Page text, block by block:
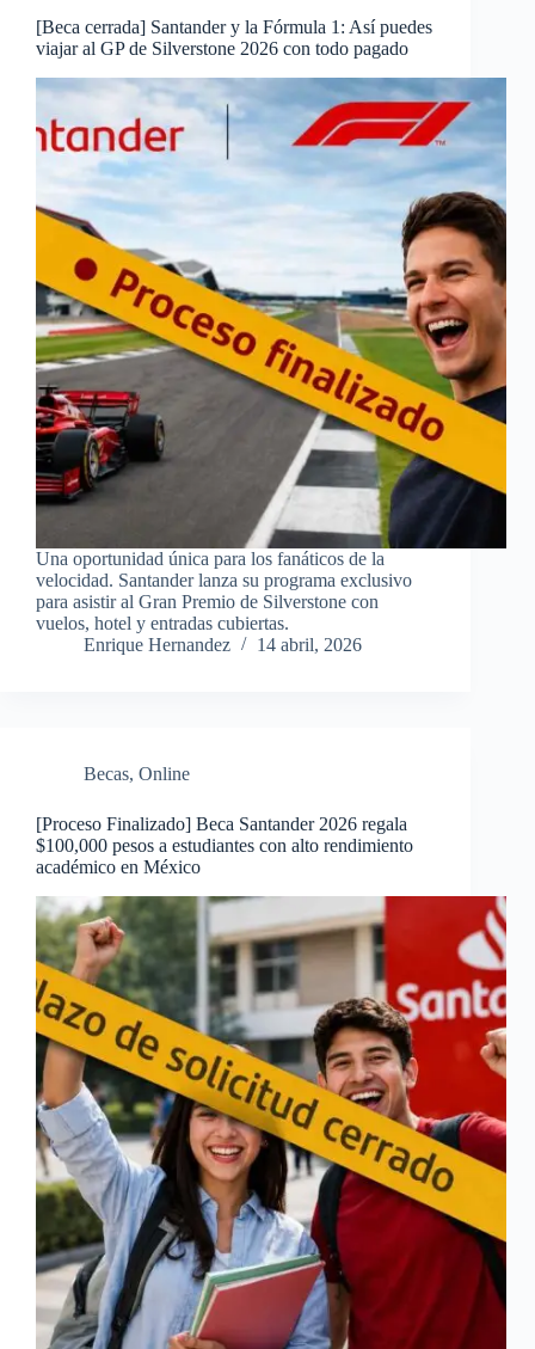
[Beca cerrada] Santander y la Fórmula 1: Así puedes
viajar al GP de Silverstone 2026 con todo pagado
Una oportunidad única para los fanáticos de la
velocidad. Santander lanza su programa exclusivo
para asistir al Gran Premio de Silverstone con
vuelos, hotel y entradas cubiertas.
Enrique Hernandez
14 abril, 2026
Becas, Online
[Proceso Finalizado] Beca Santander 2026 regala
$100,000 pesos a estudiantes con alto rendimiento
académico en México